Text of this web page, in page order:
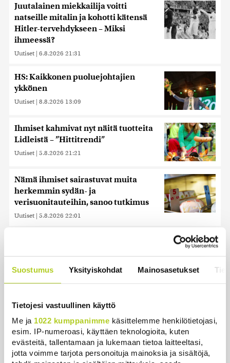
Suostumus Yksityiskohdat Mainosasetukset
Tietojesi vastuullinen käyttö
Me ja 1022 kumppanimme käsittelemme henkilötietojasi,
esim. IP-numeroasi, käyttäen teknologioita, kuten
evästeitä, tallentamaan ja lukemaan tietoa laitteeltasi,
jotta voimme tarjota personoituja mainoksia ja sisältöjä,
Juutalainen miekkailija voitti
natseille mitalin ja kohotti kätensä
Hitler-tervehdykseen – Miksi
ihmeessä?
Uutiset | 6.8.2026 21:31
HS: Kaikkonen puoluejohtajien
ykkönen
Uutiset | 8.8.2026 13:09
Ihmiset kahmivat nyt näitä tuotteita
Lidleistä – ”Hittitrendi”
Uutiset | 5.8.2026 21:21
Nämä ihmiset sairastuvat muita
herkemmin sydän- ja
verisuonitauteihin, sanoo tutkimus
Uutiset | 5.8.2026 22:01
Uutiset | 7.8.2026 21:55
ikkunankarmeissa? Tällainen oli
1800-luvun ”sosiaalinen media”
Uutiset | 5.8.2026 21:45
Keskustan Siika-aho kertoo, mikä